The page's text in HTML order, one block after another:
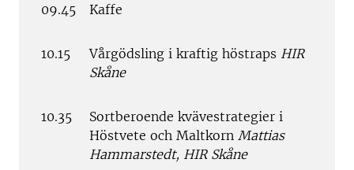
09.45 Kaffe
10.15 Vårgödsling i kraftig höstraps HIR
Skåne
10.35
Sortberoende kvävestrategier i
Höstvete och Maltkorn Mattias
Hammarstedt, HIR Skåne